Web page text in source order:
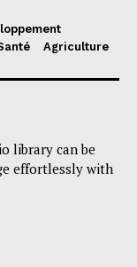
Agriculture
library can be
effortlessly with